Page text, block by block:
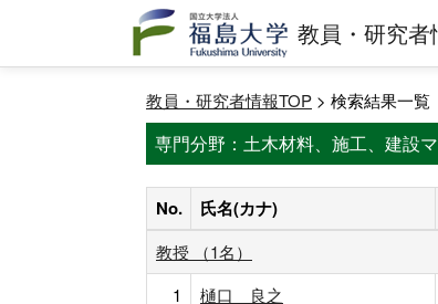
教員・研究者
教員・研究者情報TOP > 検索結果一覧
専門分野：土木材料、施工、建設
No. 氏名(カナ)
教授 （1名）
1
樋口 良之